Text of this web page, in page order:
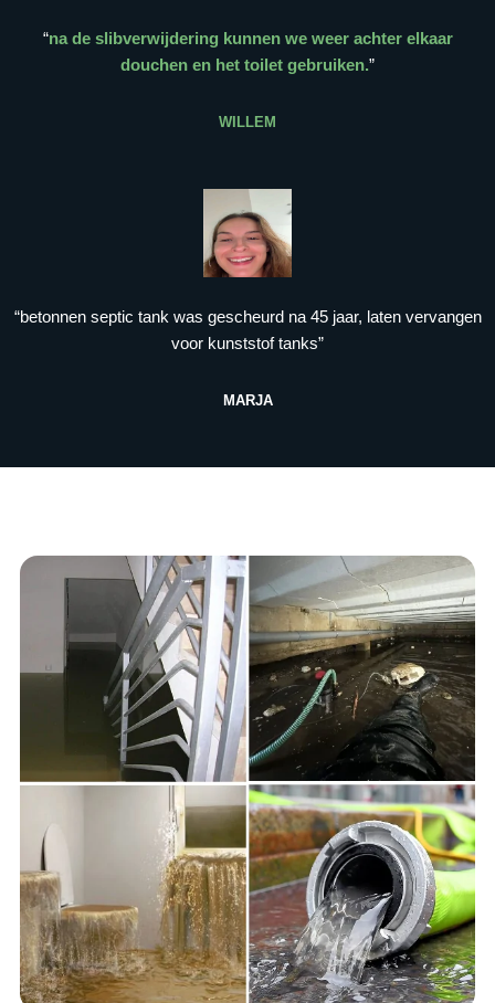
“na de slibverwijdering kunnen we weer achter elkaar
douchen en het toilet gebruiken.”
WILLEM
“betonnen septic tank was gescheurd na 45 jaar, laten vervangen
voor kunststof tanks”
MARJA